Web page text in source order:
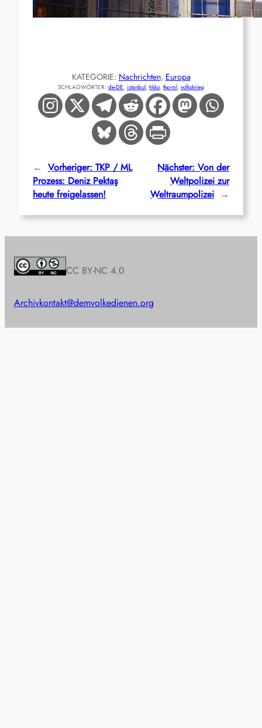
KATEGORIE: Nachrichten, Europa
SCHLAGWÖRTER: de-DE, istanbul, tikko, tkp-ml, volkskrieg
← Vorheriger: TKP / ML
Prozess: Deniz Pektaş
heute freigelassen!
Nächster: Von der
Weltpolizei zur
Weltraumpolizei →
CC BY-NC 4.0
Archivkontakt@demvolkedienen.org